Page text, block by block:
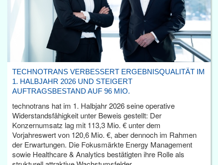
TECHNOTRANS VERBESSERT ERGEBNISQUALITÄT IM
1. HALBJAHR 2026 UND STEIGERT
AUFTRAGSBESTAND AUF 96 MIO.
technotrans hat im 1. Halbjahr 2026 seine operative
Widerstandsfähigkeit unter Beweis gestellt: Der
Konzernumsatz lag mit 113,3 Mio. € unter dem
Vorjahreswert von 120,6 Mio. €, aber dennoch im Rahmen
der Erwartungen. Die Fokusmärkte Energy Management
sowie Healthcare & Analytics bestätigten ihre Rolle als